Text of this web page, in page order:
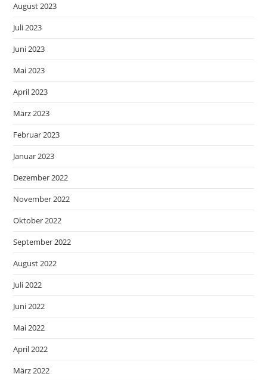
August 2023
Juli 2023
Juni 2023
Mai 2023
April 2023
März 2023
Februar 2023
Januar 2023
Dezember 2022
November 2022
Oktober 2022
September 2022
August 2022
Juli 2022
Juni 2022
Mai 2022
April 2022
März 2022